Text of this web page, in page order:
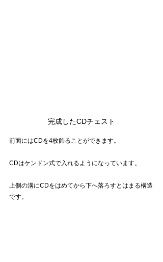
完成したCDチェスト
前面にはCDを4枚飾ることができます。
CDはケンドン式で入れるようになっています。
上側の溝にCDをはめてから下へ落ろすとはまる構造
です。